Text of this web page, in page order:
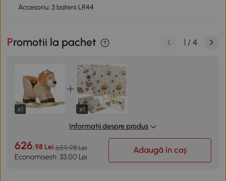
Accesoriu: 3 baterii LR44
Promotii la pachet
x1
x1
Informații despre produs
626,98 Lei 659,98 Lei
Economisesti: 33,00 Lei
Adaugă în coș
1 / 4